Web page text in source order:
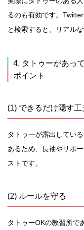
るのも有効です。
と検索すると、リアル
4. タトゥーがあっ
ポイント
(1) できるだけ隠す工
タトゥーが露出してい
あるため、長袖やサポ
ストです。
(2) ルールを守る
タトゥーOKの教習所で